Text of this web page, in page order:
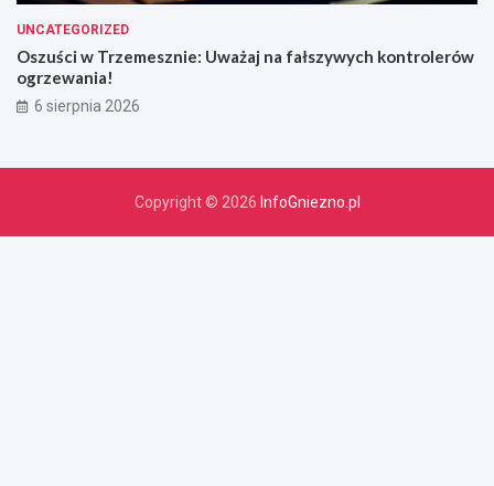
UNCATEGORIZED
Oszuści w Trzemesznie: Uważaj na fałszywych kontrolerów
ogrzewania!
6 sierpnia 2026
Copyright © 2026 InfoGniezno.pl